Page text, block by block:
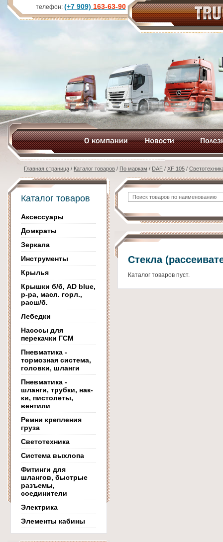
Главная страница / Каталог товаров / По маркам / DAF / XF 105 /
Каталог товаров
Аксессуары
Домкраты
Зеркала
Инструменты
Крылья
Крышки б/б, AD blue,
р-ра, масл. горл.,
расш/б.
Лебедки
Насосы для
перекачки ГСМ
Пневматика -
тормозная система,
головки, шланги
Пневматика -
шланги, трубки, нак-
ки, пистолеты,
вентили
Ремни крепления
груза
Светотехника
Система выхлопа
Фитинги для
шлангов, быстрые
разъемы,
соединители
Электрика
Элементы кабины
Стекла
Каталог товаров пуст.
телефон: (+7 909) 163-63-90